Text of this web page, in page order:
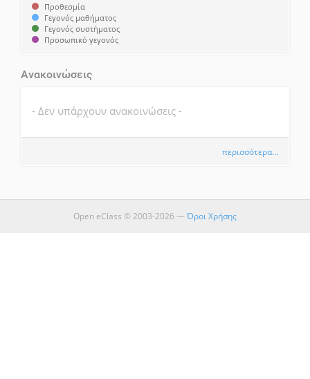
Προθεσμία
Γεγονός μαθήματος
Γεγονός συστήματος
Προσωπικό γεγονός
Ανακοινώσεις
- Δεν υπάρχουν ανακοινώσεις -
περισσότερα…
Open eClass © 2003-2026 —Όροι Χρήσης